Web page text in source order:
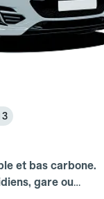
3
et bas carbone.
gare ou